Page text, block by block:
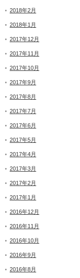
2018年2月
2018年1月
2017年12月
2017年11月
2017年10月
2017年9月
2017年8月
2017年7月
2017年6月
2017年5月
2017年4月
2017年3月
2017年2月
2017年1月
2016年12月
2016年11月
2016年10月
2016年9月
2016年8月